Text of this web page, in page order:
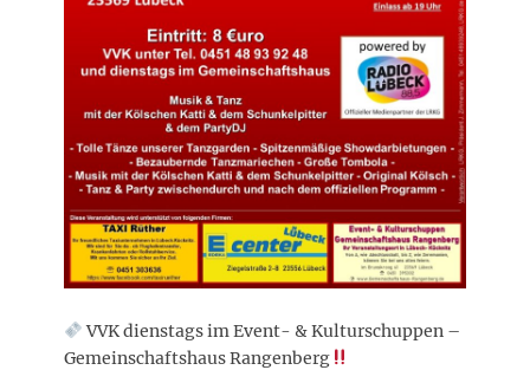
VVK dienstags im Event- & Kulturschuppen –
Gemeinschaftshaus Rangenberg